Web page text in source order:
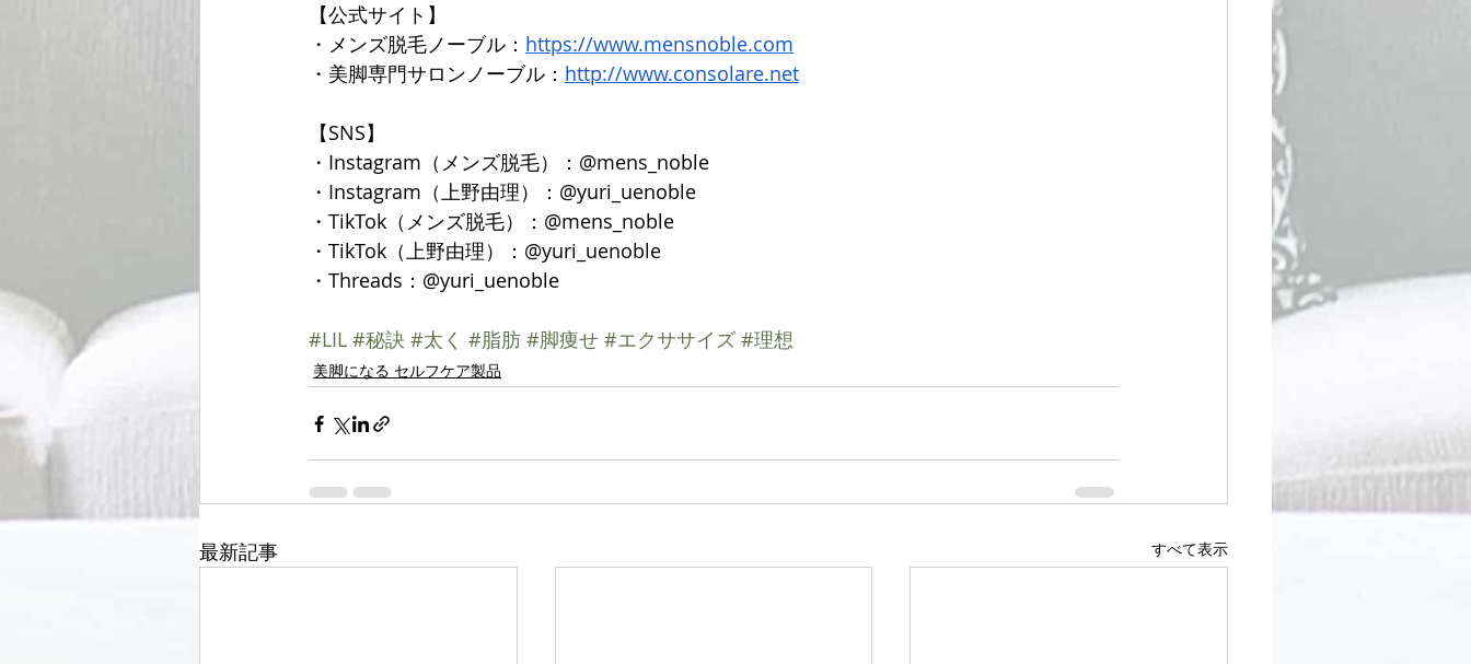
【公式サイト】
・メンズ脱毛ノーブル： https://www.mensnoble.com
・美脚専門サロンノーブル： http://www.consolare.net
【SNS】
・Instagram（メンズ脱毛）：@mens_noble
・Instagram（上野由理）：@yuri_uenoble
・TikTok（メンズ脱毛）：@mens_noble
・TikTok（上野由理）：@yuri_uenoble
・Threads：@yuri_uenoble
#LIL #秘訣 #太く #脂肪 #脚痩せ #エクササイズ #理想
美脚になる セルフケア製品
最新記事 すべて表示